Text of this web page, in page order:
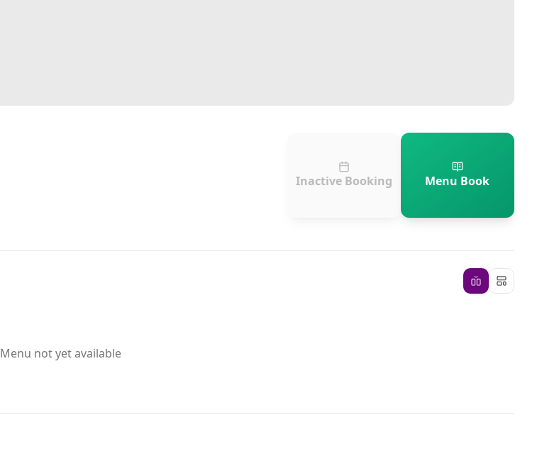
Inactive Booking Menu Book
Menu not yet available